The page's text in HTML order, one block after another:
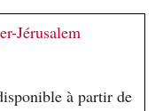
Jérusalem
à partir de